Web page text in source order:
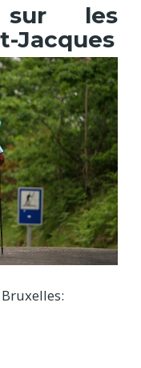
sur les
Jacques